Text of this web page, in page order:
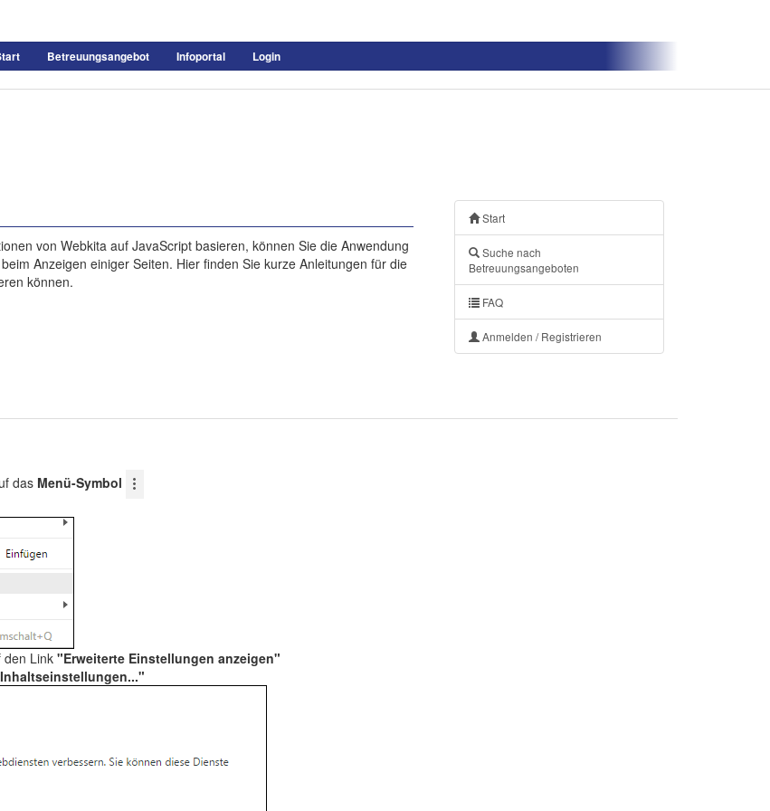
Betreuungsangebot Infoportal Login
von Webkita auf JavaScript basieren, können Sie die Anwendung
Anzeigen einiger Seiten. Hier finden Sie kurze Anleitungen für die
können.
Start
Suche nach
Betreuungsangeboten
FAQ
Anmelden / Registrieren
das Menü-Symbol
den Link "Erweiterte Einstellungen anzeigen"